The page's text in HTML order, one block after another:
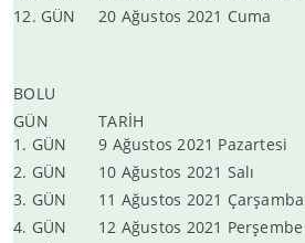
12. GÜN
20 Ağustos 2021 Cuma
BOLU
GÜN
TARİH
1. GÜN
9 Ağustos 2021 Pazartesi
2. GÜN
10 Ağustos 2021 Salı
3. GÜN
11 Ağustos 2021 Çarşamba
4. GÜN
12 Ağustos 2021 Perşembe